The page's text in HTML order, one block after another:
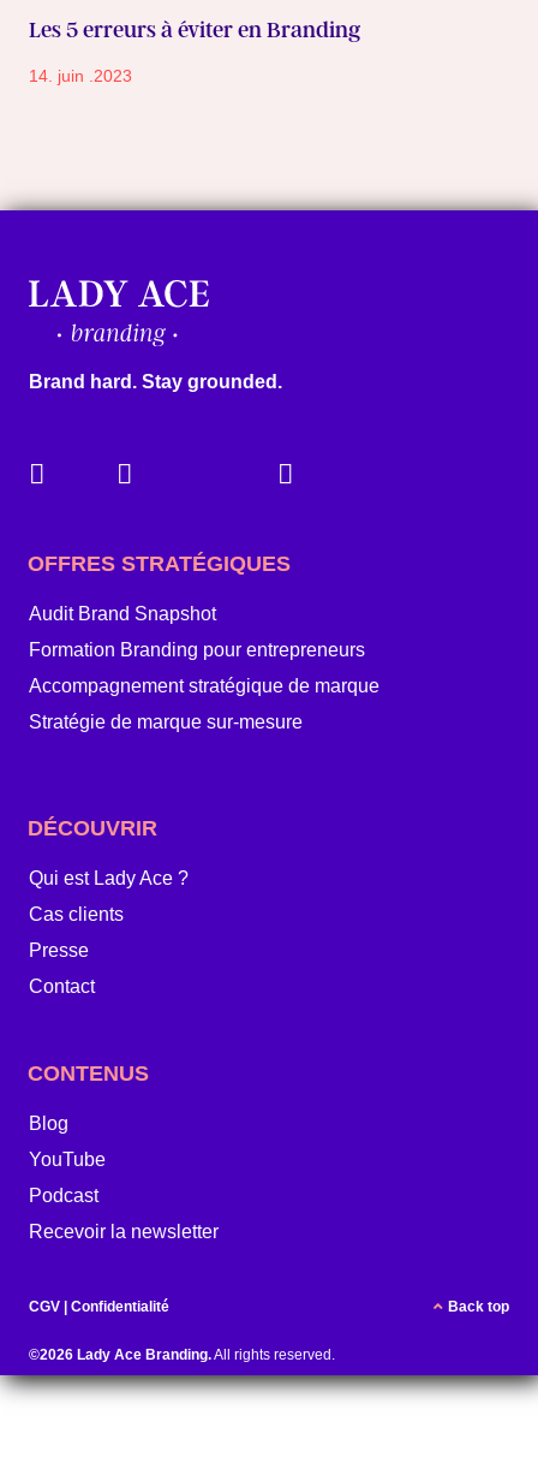
Les 5 erreurs à éviter en Branding
14. juin .2023
Brand hard. Stay grounded.
OFFRES STRATÉGIQUES
Audit Brand Snapshot
Formation Branding pour entrepreneurs
Accompagnement stratégique de marque
Stratégie de marque sur-mesure
DÉCOUVRIR
Qui est Lady Ace ?
Cas clients
Presse
Contact
CONTENUS
Blog
YouTube
Podcast
Recevoir la newsletter
©2026 Lady Ace Branding.All rights reserved.
CGV Confidentialité Back top